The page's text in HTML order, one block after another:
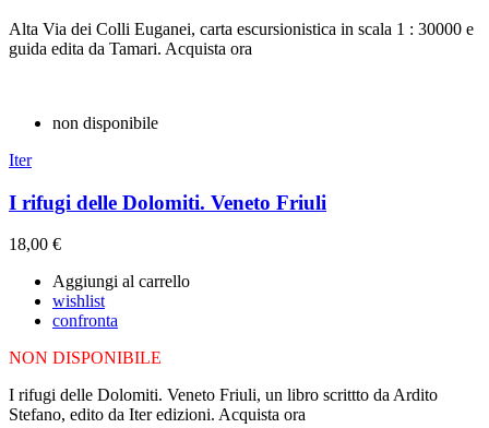
Alta Via dei Colli Euganei, carta escursionistica in scala 1 : 30000 e
guida edita da Tamari. Acquista ora
non disponibile
Iter
I rifugi delle Dolomiti. Veneto Friuli
18,00 €
Aggiungi al carrello
wishlist
confronta
NON DISPONIBILE
I rifugi delle Dolomiti. Veneto Friuli, un libro scrittto da Ardito
Stefano, edito da Iter edizioni. Acquista ora